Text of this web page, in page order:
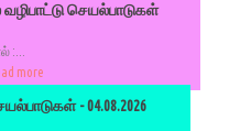
செயல்பாடுகள்
:...
more
- 04.08.2026